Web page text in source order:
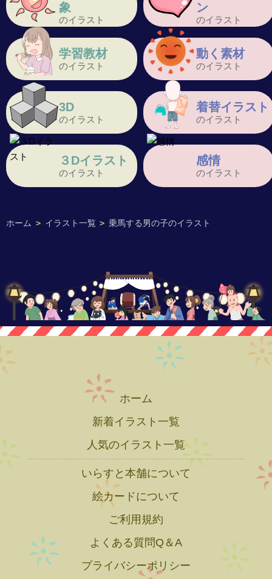
ホーム > イラスト一覧 > 乗馬する男の子のイラスト
象
のイラスト
ン
のイラスト
学習教材
のイラスト
動く素材
のイラスト
3D
のイラスト
着替イラスト
のイラスト
３Dイラスト
のイラスト
感情
のイラスト
ホーム
新着イラスト一覧
人気のイラスト一覧
いらすと本舗について
絵カードについて
ご利用規約
よくある質問Q＆A
プライバシーポリシー